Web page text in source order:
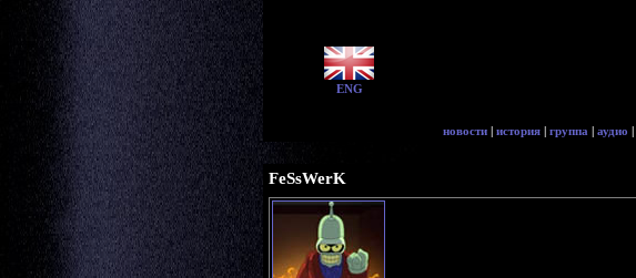
ENG
новости | история | группа | аудио |
FeSsWerK